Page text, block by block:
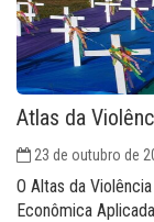
Atlas da
23 de outubro de
O Altas da
Econômica